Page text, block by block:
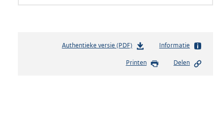
Authentieke versie (PDF)b
s
Informatie
Printen Delen